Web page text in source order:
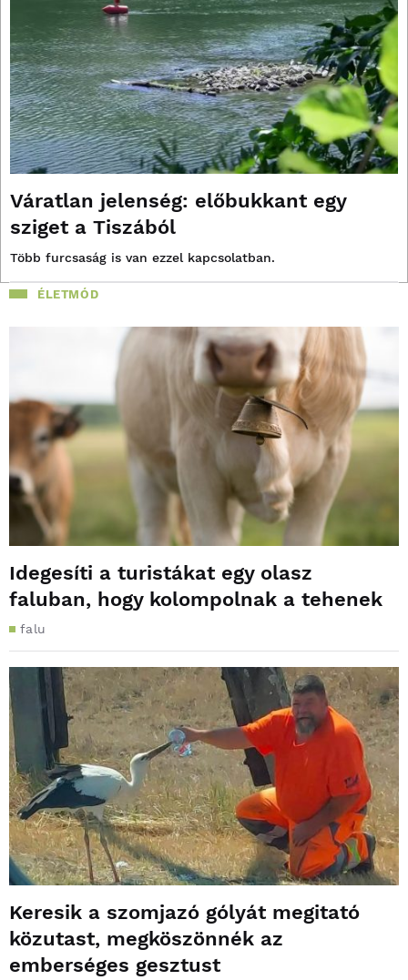
Váratlan jelenség: előbukkant egy
sziget a Tiszából
Több furcsaság is van ezzel kapcsolatban.
ÉLETMÓD
Idegesíti a turistákat egy olasz
faluban, hogy kolompolnak a tehenek
falu
Keresik a szomjazó gólyát megitató
közutast, megköszönnék az
emberséges gesztust